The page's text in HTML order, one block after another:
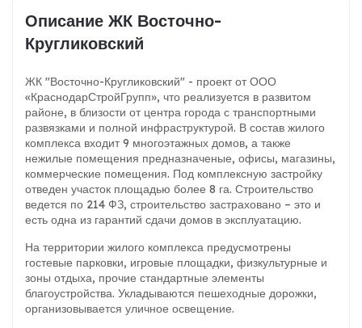
Описание ЖК Восточно-
Кругликовский
ЖК "Восточно-Кругликовский" - проект от ООО
«КраснодарСтройГрупп», что реализуется в развитом
районе, в близости от центра города с транспортными
развязками и полной инфраструктурой. В состав жилого
комплекса входит 9 многоэтажных домов, а также
нежилые помещения предназначеные, офисы, магазины,
коммерческие помещения. Под комплексную застройку
отведен участок площадью более 8 га. Строительство
ведется по 214 ФЗ, строительство застраховано – это и
есть одна из гарантий сдачи домов в эксплуатацию.
На территории жилого комплекса предусмотрены
гостевые парковки, игровые площадки, физкультурные и
зоны отдыха, прочие стандартные элементы
благоустройства. Укладываются пешеходные дорожки,
организовывается уличное освещение.